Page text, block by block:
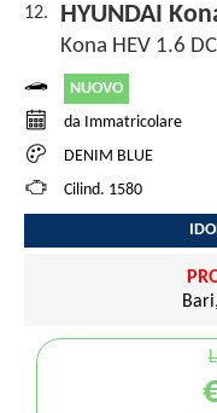
12. HYUNDAI
Kona HEV 1.6
NUOVO
da Immatricolare
DENIM BLUE
Cilind. 1580